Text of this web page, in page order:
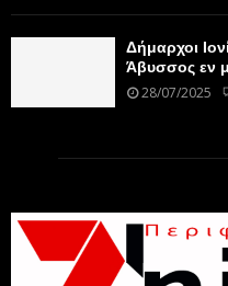
Δήμαρχοι
Άβυσσος εν
28/07/2025